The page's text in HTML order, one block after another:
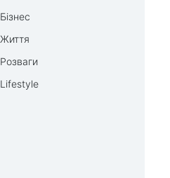
Бізнес
Життя
Розваги
Lifestyle